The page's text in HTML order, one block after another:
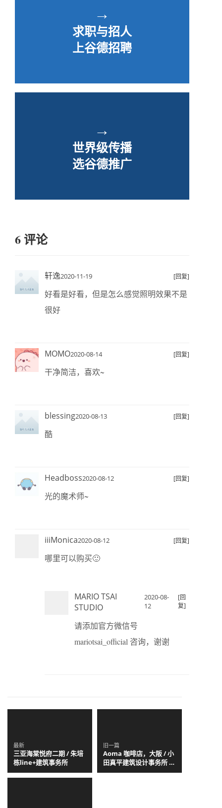
→
求职与招人
上谷德招聘
→
世界级传播
选谷德推广
6 评论
轩逸2020-11-19 [回复]
好看是好看，但是怎么感觉照明效果不是
很好
MOMO2020-08-14 [回复]
干净简洁，喜欢~
blessing2020-08-13 [回复]
酷
Headboss2020-08-12 [回复]
光的魔术师~
iiiMonica2020-08-12 [回复]
哪里可以购买🙂
MARIO TSAI
STUDIO
2020-08-
12
[回
复]
请添加官方微信号
mariotsai_official 咨询，谢谢
最新
三亚海棠悦府二期 / 朱培
栋line+建筑事务所
旧一篇
Aoma 咖啡店，大阪 / 小
田真平建筑设计事务所 +
Atelier Loowe Inc.